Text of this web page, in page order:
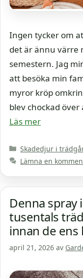
Ingen tycker om
det är ännu värre
semestern. Jag
att besöka min
myror kröp
blev chockad
Läs mer
Kategorier
Skadedjur i
Lämna en
Denna spray
tusentals
innan de ens
april 21, 2026 av